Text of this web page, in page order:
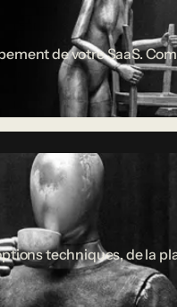
de votre SaaS.
techniques, de la